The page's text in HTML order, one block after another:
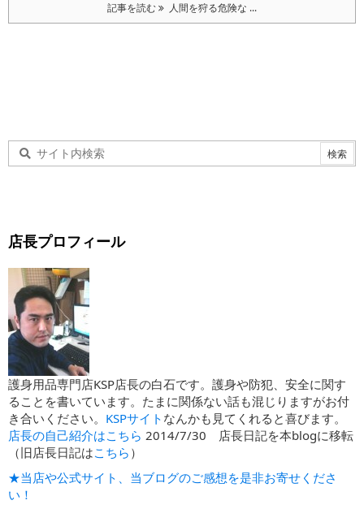
記事を読む 人間を狩る危険な ...
店長プロフィール
護身用品専門店KSP店長の白石です。護身や防犯、安全に関す
ることを書いています。たまに関係ない話も混じりますがお付
き合いください。 KSPサイト なんかも見てくれると喜びます。
店長の自己紹介はこちら 2014/7/30 店長日記を本blogに移転
（旧店長日記はこちら ）
★当店や公式サイト、当ブログのご感想を是非お寄せくださ
い！